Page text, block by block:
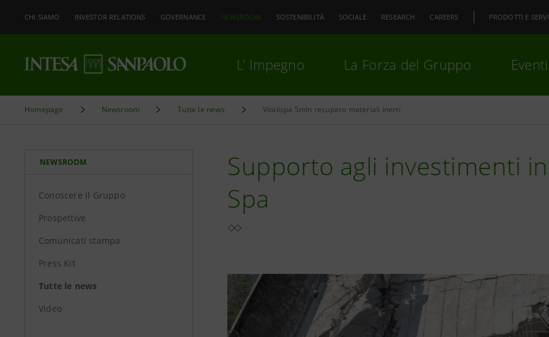
CHI SIAMO INVESTOR RELATIONS GOVERNANCE NEWSROOM SOSTENIBILITÀ SOCIALE RESEARCH CAREERS PRODOTTI E
L’ Impegno La Forza del Gruppo
Homepage Newsroom Tutte le news Vitalispa 5mln recupero materiali inerti
NEWSROOM
Conoscere il Gruppo
Prospettive
Comunicati stampa
Press Kit
Tutte le news
Video
Supporto agli investimenti
Spa